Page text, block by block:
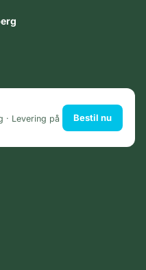
· Levering på
Bestil nu